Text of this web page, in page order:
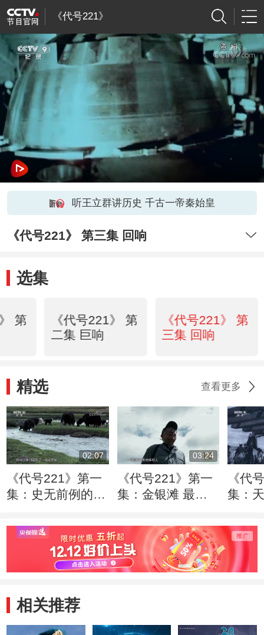
《代号221》
听王立群讲历史 千古一帝秦始皇
《代号221》 第三集 回响
选集
第
《代号221》 第
二集 巨响
《代号221》 第
三集 回响
精选 查看更多
02:07
《代号221》第一
集：史无前例的大
个月
03:24
《代号221》第一
集：金银滩 最理
地
《代
集：
相关推荐